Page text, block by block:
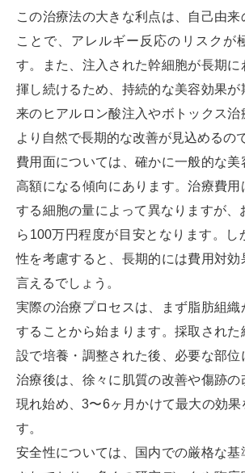
この治療法の大きな利点は、自己由来
ことで、アレルギー反応のリスクが
す。また、注入された幹細胞が長期に
揮し続けるため、持続的な美容効果が
来のヒアルロン酸注入やボトックス治
より自然で長期的な改善が見込めるの
費用面については、確かに一般的な美
高額になる傾向にあります。治療費用
する細胞の量によって異なりますが、
ら100万円程度が目安となります。し
性を考慮すると、長期的には費用対効
言えるでしょう。
実際の治療プロセスは、まず脂肪組織
することから始まります。採取され
設で培養・調整された後、必要な部位
治療後は、徐々に肌質の改善や傷跡
現れ始め、3〜6ヶ月かけて最大の効果
す。
安全性については、国内での厳格な